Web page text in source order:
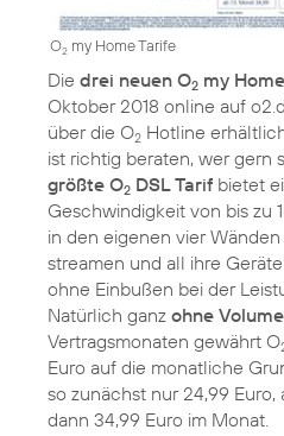
O2 my Home Tarife
Die drei neuen O2 my
Oktober 2018 online auf
über die O2 Hotline
ist richtig beraten, wer gern
größte O2 DSL Tarif bietet
Geschwindigkeit von bis zu
in den eigenen vier
streamen und all ihre
ohne Einbußen bei der
Natürlich ganz ohne
Vertragsmonaten gewährt O
Euro auf die monatliche
so zunächst nur 24,99 Euro,
dann 34,99 Euro im Monat.